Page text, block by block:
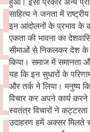
साहित्य ने जनता में
इन आंदोलनों के प्रभाव के
एकता की भावना का
सीमाओं से निकलकर देश के
किया। समाज में समानता
यह कि इन सुधारों के
और तर्क ने लिया। मनुष्य
विचार कर अपने कार्य
स्वतंत्र विचारों ने
उदाहरण हमें अक्सर मिलते